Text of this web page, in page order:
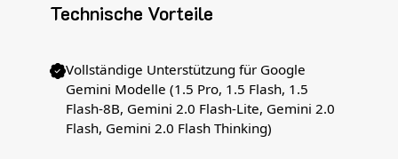
Technische Vorteile
Vollständige Unterstützung für Google
Gemini Modelle (1.5 Pro, 1.5 Flash, 1.5
Flash-8B, Gemini 2.0 Flash-Lite, Gemini 2.0
Flash, Gemini 2.0 Flash Thinking)